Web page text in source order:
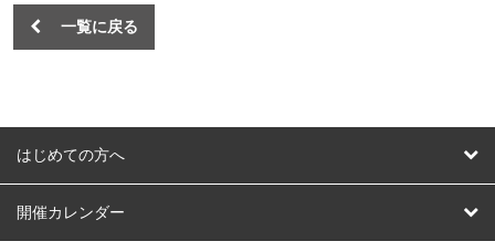
一覧に戻る
はじめての方へ
はじめての方へ
開催カレンダー